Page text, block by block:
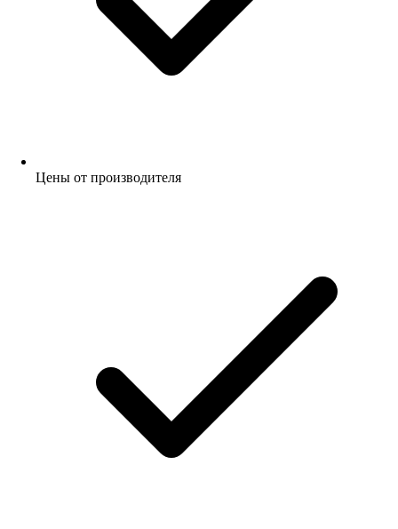
Цены от производителя